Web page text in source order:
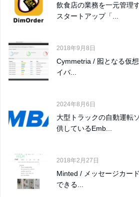
飲食店の業務を一元管理
スタートアップ「...
2018年9月8日
Cymmetria / 囮となる仮
イバ...
2024年8月6日
大型トラックの自動運転
供しているEmb...
2018年2月27日
Minted / メッセージカー
できる...